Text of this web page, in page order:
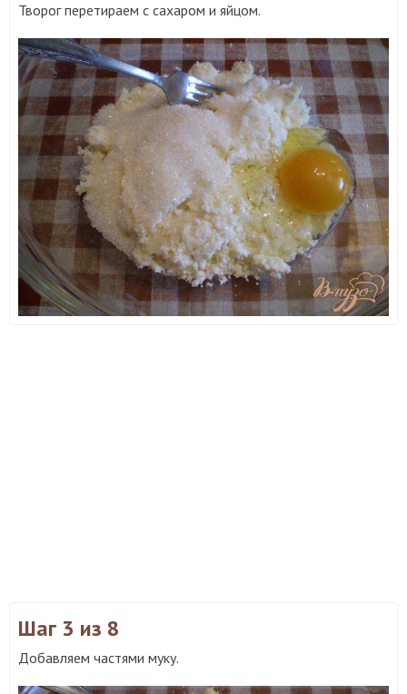
Творог перетираем с сахаром и яйцом.
Шаг 3 из 8
Добавляем частями муку.